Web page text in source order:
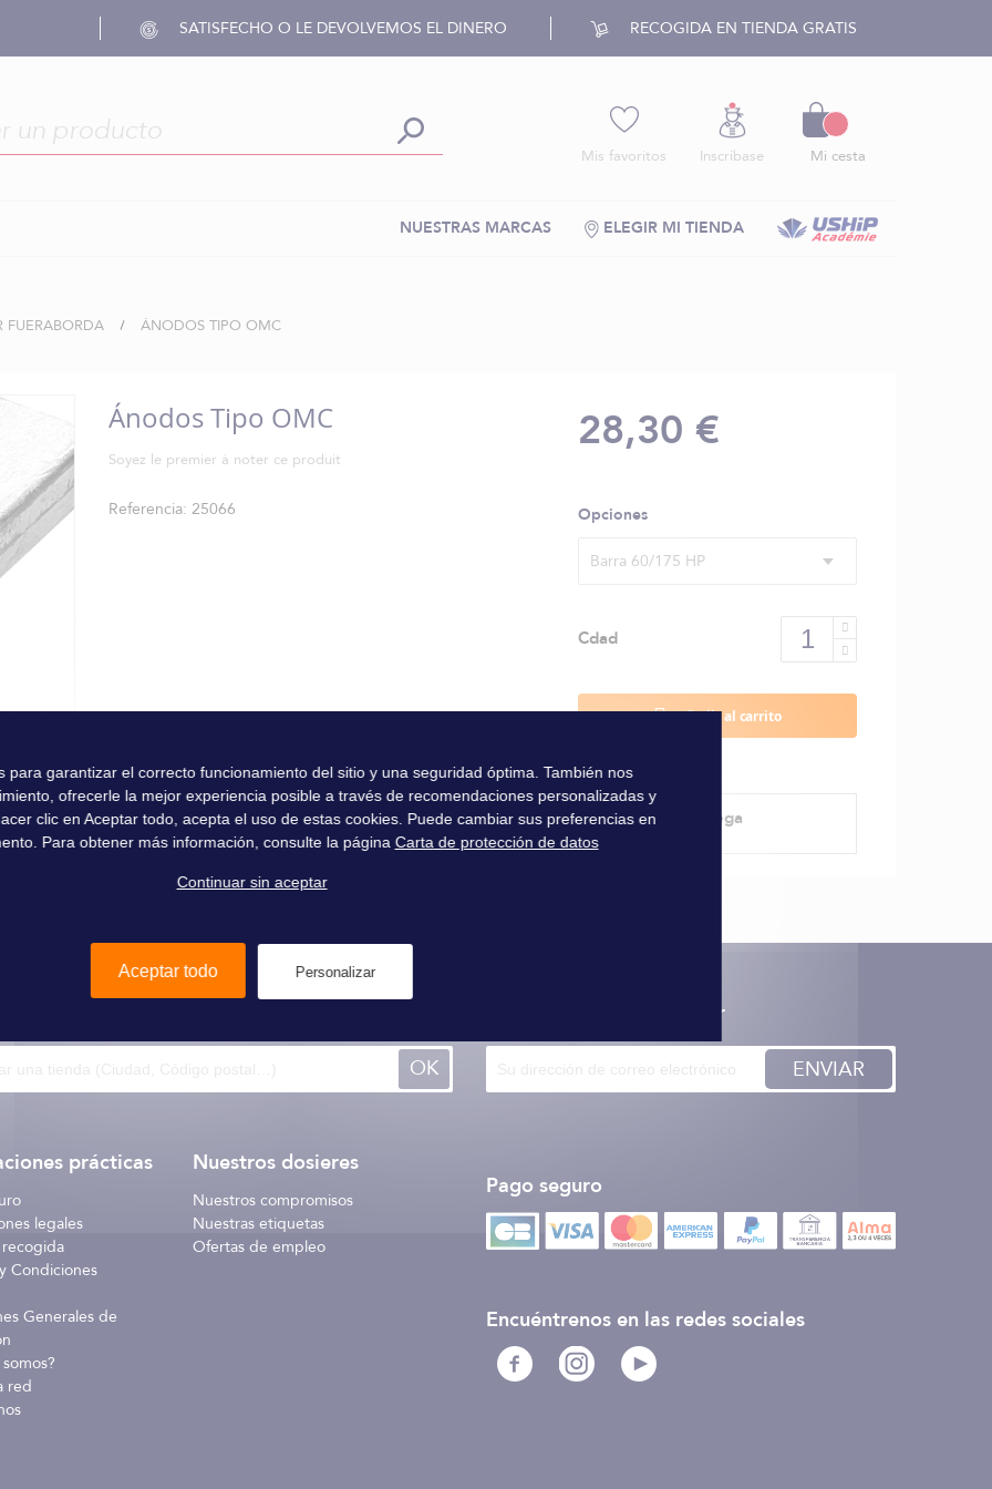
SATISFECHO O LE DEVOLVEMOS EL DINERO RECOGIDA EN TIENDA GRATIS
Mis favoritos Inscríbase Mi cesta
ELEGIR MI TIENDA
NUESTRAS MARCAS
ÁNODOS TIPO OMC
Ánodos Tipo OMC
Soyez le premier à noter ce produit
Referencia 25066
28,30 €
Opciones
Barra 60/175 HP
Cdad
Añadir al carrito
Método de entrega
OK
prácticas
legales
Condiciones
Generales de
red
Nuestros dosieres
Nuestros compromisos
Nuestras etiquetas
Ofertas de empleo
Inscription à la newsletter
ENVIAR
Pago seguro
Encuéntrenos en las redes sociales
para garantizar el correcto funcionamiento del sitio y una seguridad óptima. También nos
ofrecerle la mejor experiencia posible a través de recomendaciones personalizadas y
clic en Aceptar todo, acepta el uso de estas cookies. Puede cambiar sus preferencias en
Para obtener más información, consulte la página Carta de protección de datos
Continuar sin aceptar
Aceptar todo Personalizar